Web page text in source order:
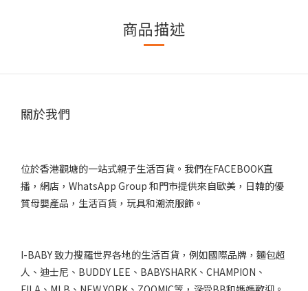
商品描述
關於我們
位於香港觀塘的一站式親子生活百貨。我們在FACEBOOK直
播，網店，WhatsApp Group 和門市提供來自歐美，日韓的優
質母嬰產品，生活百貨，玩具和潮流服飾。
I-BABY 致力搜羅世界各地的生活百貨，例如國際品牌，麵包超
人、迪士尼、BUDDY LEE、BABYSHARK、CHAMPION、